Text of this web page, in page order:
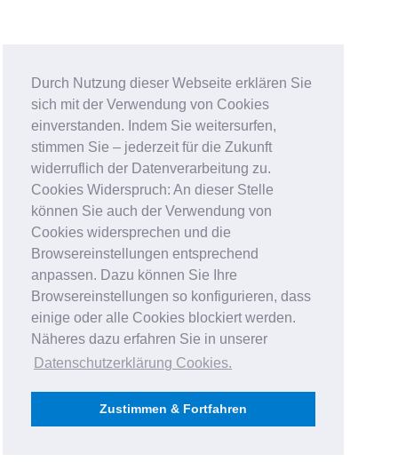
Durch Nutzung dieser Webseite erklären Sie
sich mit der Verwendung von Cookies
einverstanden. Indem Sie weitersurfen,
stimmen Sie – jederzeit für die Zukunft
widerruflich der Datenverarbeitung zu.
Cookies Widerspruch: An dieser Stelle
können Sie auch der Verwendung von
Cookies widersprechen und die
Browsereinstellungen entsprechend
anpassen. Dazu können Sie Ihre
Browsereinstellungen so konfigurieren, dass
einige oder alle Cookies blockiert werden.
Näheres dazu erfahren Sie in unserer
Datenschutzerklärung Cookies.
Zustimmen & Fortfahren